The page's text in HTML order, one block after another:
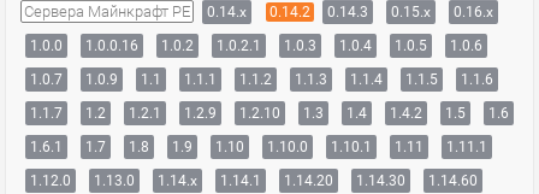
Сервера Майнкрафт PE 0.14.x 0.14.2 0.14.3 0.15.x
0.16.x
1.0.0
1.0.0.16 1.0.2 1.0.2.1 1.0.3 1.0.4 1.0.5
1.0.6
1.0.7
1.0.9 1.1 1.1.1 1.1.2 1.1.3 1.1.4 1.1.5
1.1.6
1.1.7
1.2 1.2.1 1.2.9 1.2.10 1.3 1.4 1.4.2 1.5
1.6
1.6.1
1.7 1.8 1.9 1.10 1.10.0 1.10.1 1.11
1.11.1
1.12.0
1.13.0 1.14.x 1.14.1 1.14.20 1.14.30
1.14.60